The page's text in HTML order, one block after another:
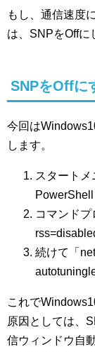
もし、通信速度
は、SNPをOffに
SNPをOffに
今回は
します。
スタート
コマンドプ
続けて「
これで
原因としては、
信ウィンドウ自